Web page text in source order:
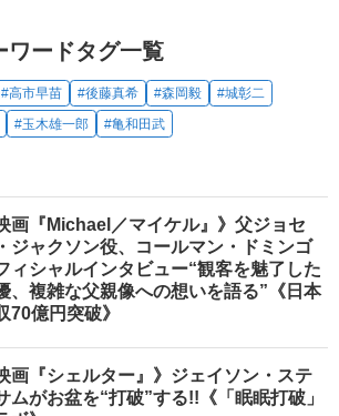
ワードタグ一覧
#高市早苗 #後藤真希 #森岡毅
#城彰二
#玉木雄一郎 #亀和田武
画『Michael／マイケル』》父ジョセ
ジャクソン役、コールマン・ドミンゴ
ィシャルインタビュー“観客を魅了した
、複雑な父親像への想いを語る”《日本
70億円突破》
画『シェルター』》ジェイソン・ステ
ムがお盆を“打破”する!!《「眠眠打破」